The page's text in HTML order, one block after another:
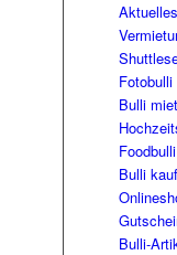
Aktuelles
Fotobulli
Bulli
Foodbulli
Bulli
Bulli-